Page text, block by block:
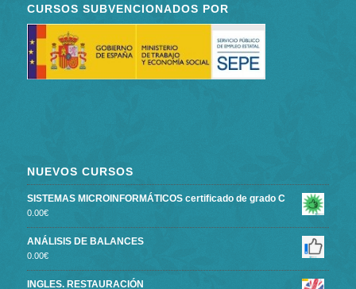
CURSOS SUBVENCIONADOS POR
NUEVOS CURSOS
SISTEMAS MICROINFORMÁTICOS certificado de grado C
0.00€
ANÁLISIS DE BALANCES
0.00€
INGLES. RESTAURACIÓN